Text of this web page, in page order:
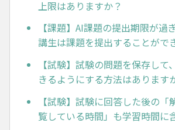
上限はありますか？
【課題】AI課題の提出期限が過
講生は課題を提出することがで
【試験】試験の問題を保存して
きるようにする方法はあります
【試験】試験に回答した後の「
覧している時間」も学習時間に